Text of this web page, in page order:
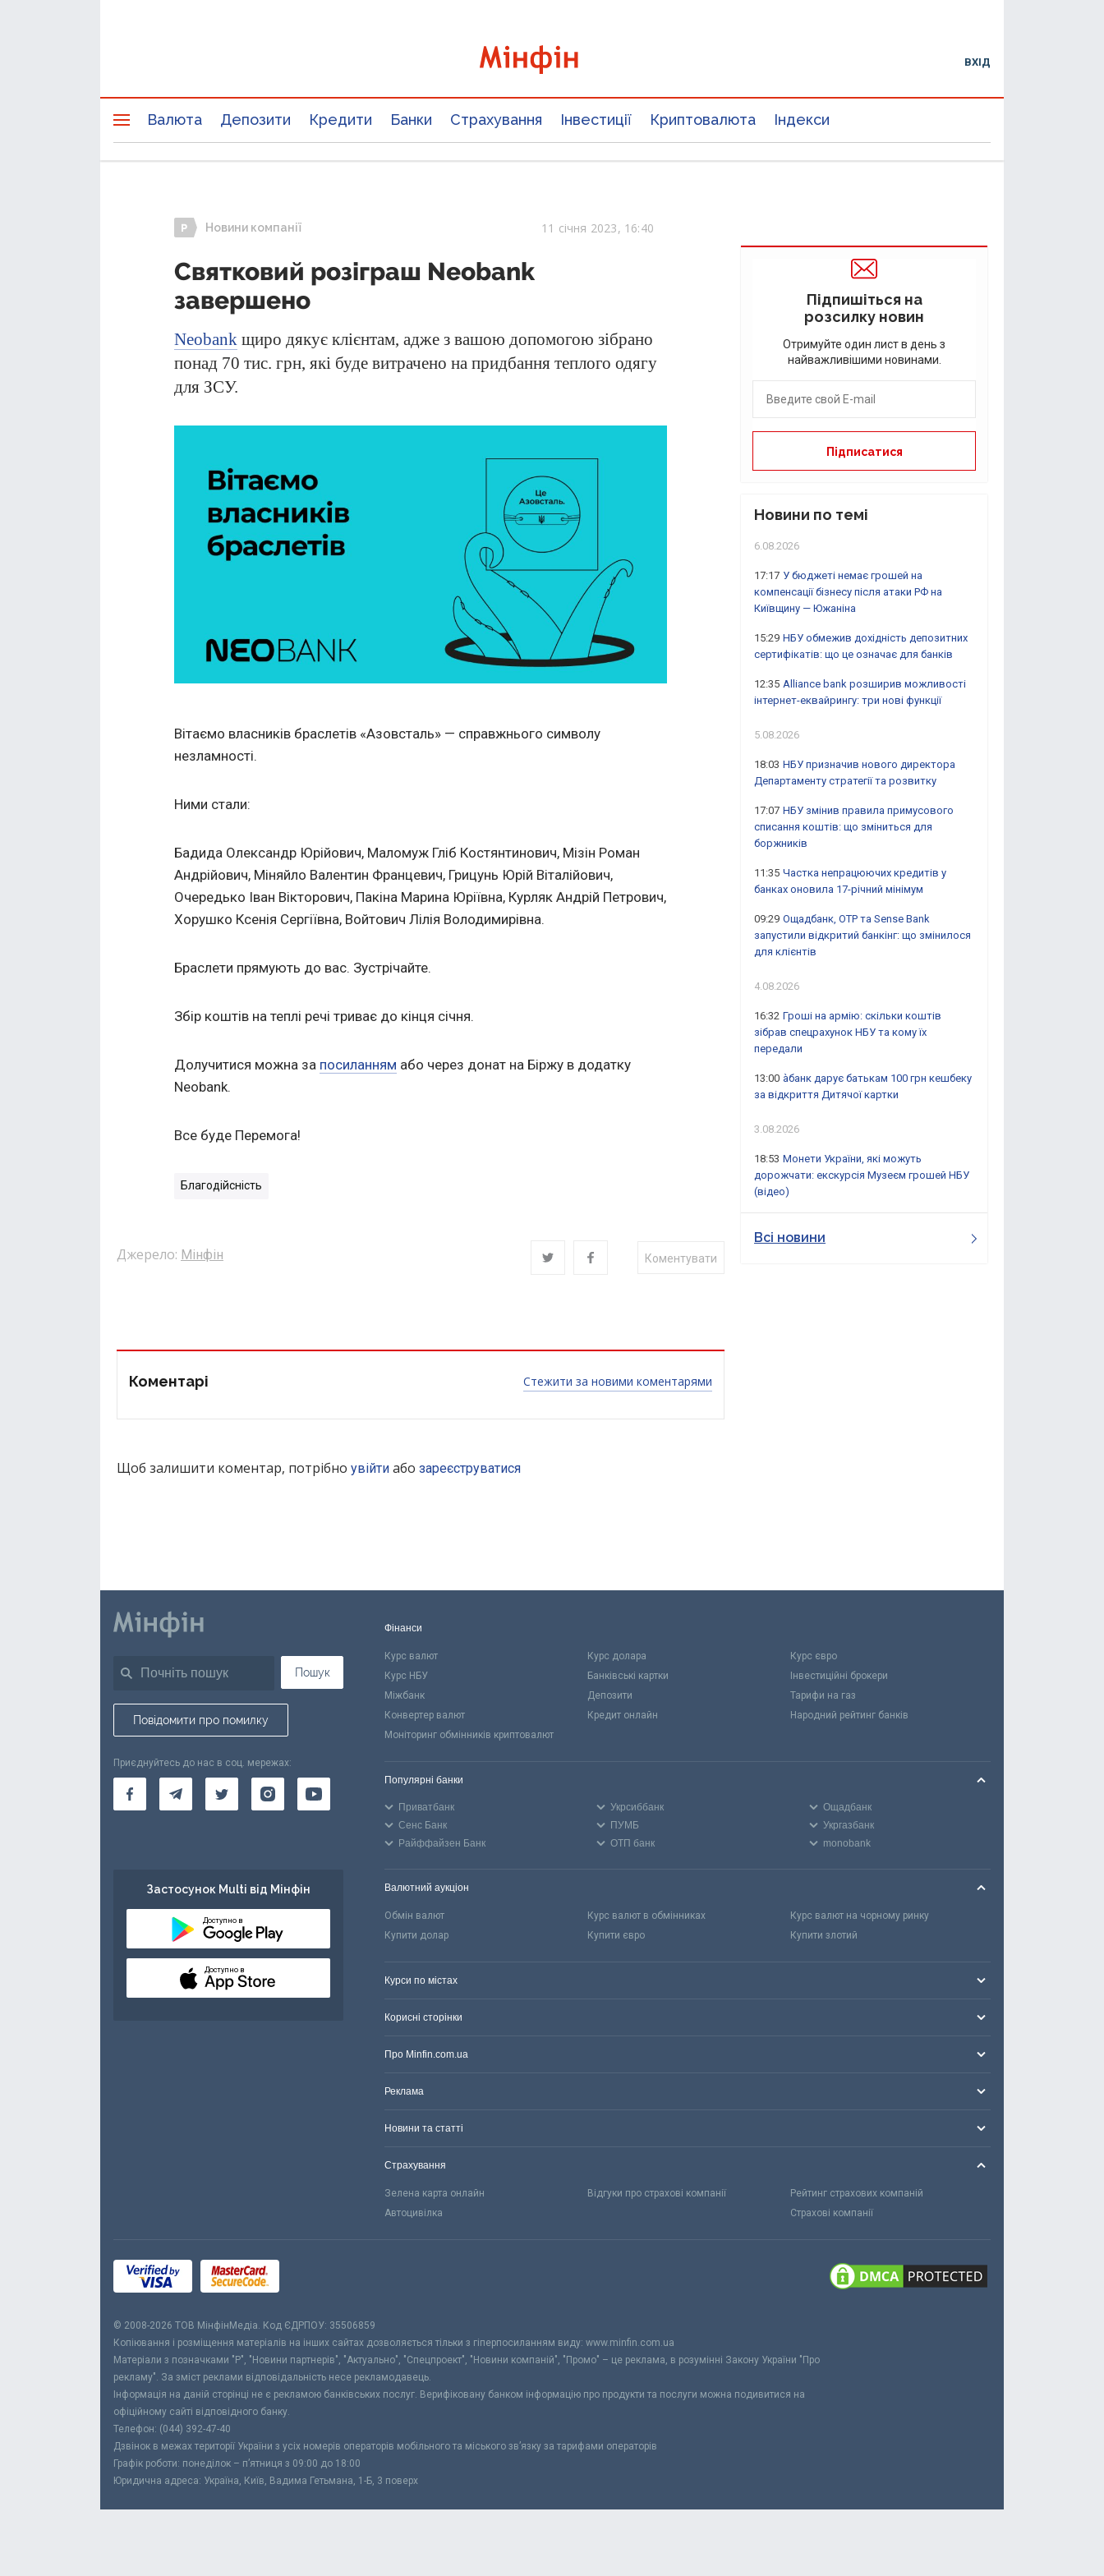
ВХІД
Валюта Депозити Кредити Банки Страхування Інвестиції Криптовалюта Індекси
Новини компанії 11 січня 2023, 16:40
Святковий розіграш Neobank
завершено
Neobank щиро дякує клієнтам, адже з вашою допомогою зібрано
понад 70 тис. грн, які буде витрачено на придбання теплого одягу
для ЗСУ.
Вітаємо власників браслетів «Азовсталь» — справжнього символу
незламності.
Ними стали:
Бадида Олександр Юрійович, Маломуж Гліб Костянтинович, Мізін Роман
Андрійович, Міняйло Валентин Францевич, Грицунь Юрій Віталійович,
Очередько Іван Вікторович, Пакіна Марина Юріївна, Курляк Андрій Петрович,
Хорушко Ксенія Сергіївна, Войтович Лілія Володимирівна.
Браслети прямують до вас. Зустрічайте.
Збір коштів на теплі речі триває до кінця січня.
Долучитися можна за посиланням або через донат на Біржу в додатку
Neobank.
Все буде Перемога!
Благодійсність
Джерело: Мінфін Коментувати
Стежити за новими коментарями
Коментарі
Щоб залишити коментар, потрібно увійти або зареєструватися
Підпишіться на
розсилку новин
Отримуйте один лист в день з
найважливішими новинами.
Новини по темі
6.08.2026
17:17 У бюджеті немає грошей на
компенсації бізнесу після атаки РФ на
Київщину — Южаніна
15:29 НБУ обмежив дохідність депозитних
сертифікатів: що це означає для банків
12:35 Alliance bank розширив можливості
інтернет-еквайрингу: три нові функції
5.08.2026
18:03 НБУ призначив нового директора
Департаменту стратегії та розвитку
17:07 НБУ змінив правила примусового
списання коштів: що зміниться для
боржників
11:35 Частка непрацюючих кредитів у
банках оновила 17-річний мінімум
09:29 Ощадбанк, OTP та Sense Bank
запустили відкритий банкінг: що змінилося
для клієнтів
4.08.2026
16:32 Гроші на армію: скільки коштів
зібрав спецрахунок НБУ та кому їх
передали
13:00 àбанк дарує батькам 100 грн кешбеку
за відкриття Дитячої картки
3.08.2026
18:53 Монети України, які можуть
дорожчати: екскурсія Музеєм грошей НБУ
(відео)
Всі новини
Пошук
Повідомити про помилку
Приєднуйтесь до нас в соц. мережах:
Застосунок Multi від Мінфін
Доступно в
Доступно в
Фінанси
Курс валют Курс долара
Курс євро
Курс НБУ
Банківські картки
Інвестиційні брокери
Міжбанк
Депозити
Тарифи на газ
Конвертер валют
Кредит онлайн
Народний рейтинг банків
Моніторинг обмінників криптовалют
Популярні банки
Приватбанк Укрсиббанк
Ощадбанк
Сенс Банк
ПУМБ
Укргазбанк
Райффайзен Банк
ОТП банк monobank
Валютний аукціон
Обмін валют Курс валют в обмінниках
Курс валют на чорному ринку
Купити долар
Купити євро Купити злотий
Курси по містах
Корисні сторінки
Про Minfin.com.ua
Реклама
Новини та статті
Страхування
Зелена карта онлайн Відгуки про страхові компанії
Рейтинг страхових компаній
Автоцивілка
Страхові компанії
© 2008-2026 ТОВ МiнфiнМедiа. Код ЄДРПОУ: 35506859
Копіювання і розміщення матеріалів на інших сайтах дозволяється тільки з гіперпосиланням виду: www.minfin.com.ua
Матеріали з позначками "Р", "Новини партнерів", "Актуально", "Спецпроект", "Новини компаній", "Промо" – це реклама, в розумінні Закону України "Про
рекламу". За зміст реклами відповідальність несе рекламодавець.
Інформація на даній сторінці не є рекламою банківських послуг. Верифіковану банком інформацію про продукти та послуги можна подивитися на
офіційному сайті відповідного банку.
Телефон: (044) 392-47-40
Дзвінок в межах території України з усіх номерів операторів мобільного та міського зв’язку за тарифами операторів
Графік роботи: понеділок – п’ятниця з 09:00 до 18:00
Юридична адреса: Україна, Київ, Вадима Гетьмана, 1-Б, 3 поверх